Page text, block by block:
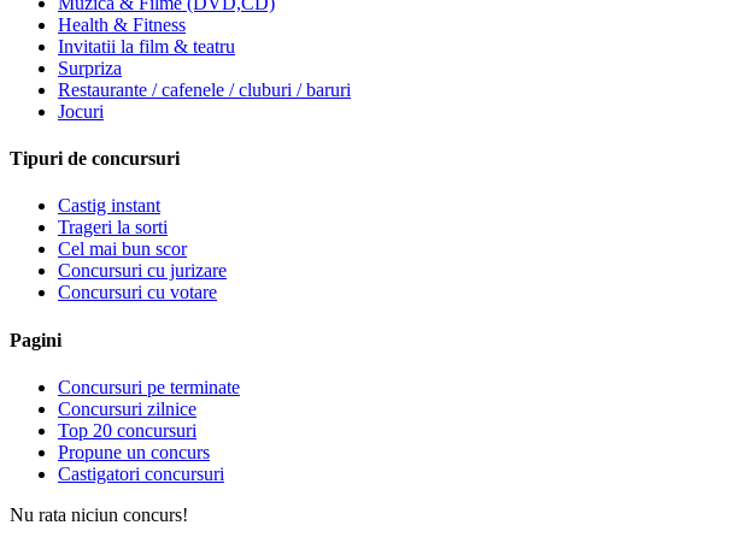
Health & Fitness
Invitatii la film & teatru
Surpriza
Restaurante / cafenele / cluburi / baruri
Jocuri
Tipuri de concursuri
Castig instant
Trageri la sorti
Cel mai bun scor
Concursuri cu jurizare
Concursuri cu votare
Pagini
Concursuri pe terminate
Concursuri zilnice
Top 20 concursuri
Propune un concurs
Castigatori concursuri
Nu rata niciun concurs!